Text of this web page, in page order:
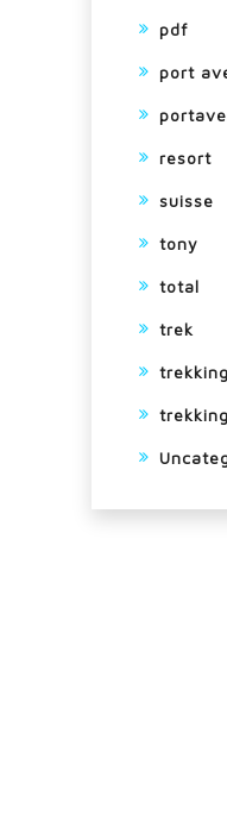
pdf
port
resort
suisse
tony
total
trek